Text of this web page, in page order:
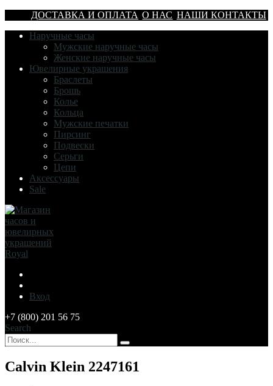
ДОСТАВКА И ОПЛАТА О НАС НАШИ КОНТАКТЫ
Наручные часы
Мужские наручные часы
Женские наручные часы
Ювелирные украшения
Браслеты
Брошь
Колье
Кольца
Мужские печатки
Пирсинг
Подвески
Серьги
Цепи
Аксессуары
Sale
Вход
+7 (800) 201 56 75
Search
Calvin Klein 2247161